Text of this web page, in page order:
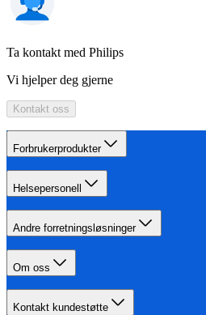
Ta kontakt med Philips
Vi hjelper deg gjerne
Kontakt oss
Forbrukerprodukter
Helsepersonell
Andre forretningsløsninger
Om oss
Kontakt kundestøtte